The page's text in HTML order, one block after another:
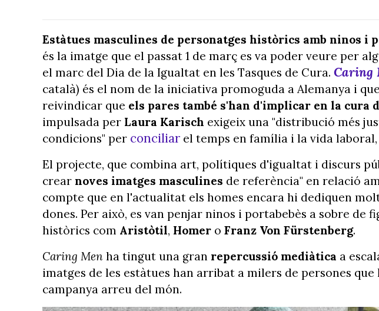
Estàtues masculines de personatges històrics amb ninos i
és la imatge que el passat 1 de març es va poder veure per
el marc del Dia de la Igualtat en les Tasques de Cura. Caring
català) és el nom de la iniciativa promoguda a Alemanya i
reivindicar que els pares també s'han d'implicar en la cura
impulsada per Laura Karisch exigeix una "distribució més
condicions" per conciliar el temps en família i la vida
El projecte, que combina art, polítiques d'igualtat i discurs
crear noves imatges masculines de referència" en relació
compte que en l'actualitat els homes encara hi dediquen
dones. Per això, es van penjar ninos i portabebès a sobre de
històrics com Aristòtil, Homer o Franz Von Fürstenberg.
Caring Men ha tingut una gran repercussió mediàtica a
imatges de les estàtues han arribat a milers de persones
campanya arreu del món.